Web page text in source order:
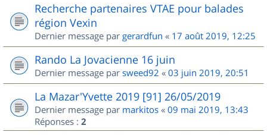
Recherche partenaires VTAE pour balades
région Vexin
Dernier message par gerardfun « 17 août 2019, 12:25
Rando La Jovacienne 16 juin
Dernier message par sweed92 « 03 juin 2019, 20:51
La Mazar'Yvette 2019 [91] 26/05/2019
Dernier message par markitos « 09 mai 2019, 13:43
Réponses : 2